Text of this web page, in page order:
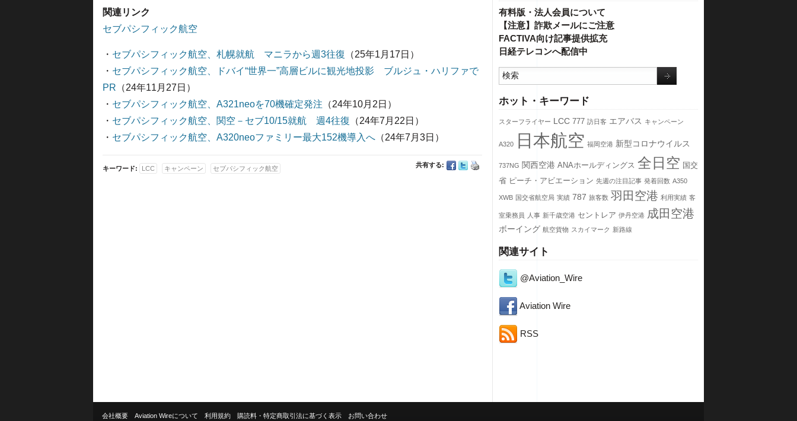
有料版・法人会員について
【注意】詐欺メールにご注意
FACTIVA向け記事提供拡充
日経テレコンへ配信中
ホット・キーワード
スターフライヤー LCC 777 訪日客 エアバス キャンペーン
A320 日本航空 福岡空港 新型コロナウイルス
737NG 関西空港 ANAホールディングス 全日空 国交
省 ピーチ・アビエーション 先週の注目記事 発着回数 A350
XWB 国交省航空局 実績 787 旅客数 羽田空港 利用実績 客
室乗務員 人事 新千歳空港 セントレア 伊丹空港 成田空港
ボーイング 航空貨物 スカイマーク 新路線
関連サイト
@Aviation_Wire
Aviation Wire
RSS
関連リンク
セブパシフィック航空
・ セブパシフィック航空、札幌就航 マニラから週3往復 （25年1月17日）
・ セブパシフィック航空、ドバイ“世界一”高層ビルに観光地投影 ブルジュ・ハリファで
PR （24年11月27日）
・ セブパシフィック航空、A321neoを70機確定発注 （24年10月2日）
・ セブパシフィック航空、関空－セブ10/15就航 週4往復 （24年7月22日）
・ セブパシフィック航空、A320neoファミリー最大152機導入へ （24年7月3日）
共有する:
キーワード: LCC キャンペーン セブパシフィック航空
会社概要 Aviation Wireについて 利用規約 購読料・特定商取引法に基づく表示 お問い合わせ